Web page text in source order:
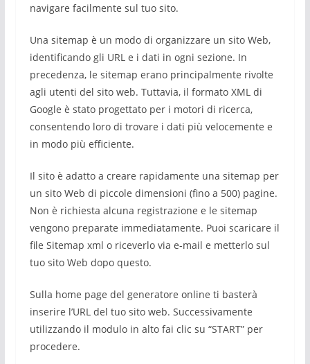
navigare facilmente sul tuo sito.
Una sitemap è un modo di organizzare un sito Web,
identificando gli URL e i dati in ogni sezione. In
precedenza, le sitemap erano principalmente rivolte
agli utenti del sito web. Tuttavia, il formato XML di
Google è stato progettato per i motori di ricerca,
consentendo loro di trovare i dati più velocemente e
in modo più efficiente.
Il sito è adatto a creare rapidamente una sitemap per
un sito Web di piccole dimensioni (fino a 500) pagine.
Non è richiesta alcuna registrazione e le sitemap
vengono preparate immediatamente. Puoi scaricare il
file Sitemap xml o riceverlo via e-mail e metterlo sul
tuo sito Web dopo questo.
Sulla home page del generatore online ti basterà
inserire l’URL del tuo sito web. Successivamente
utilizzando il modulo in alto fai clic su “START” per
procedere.